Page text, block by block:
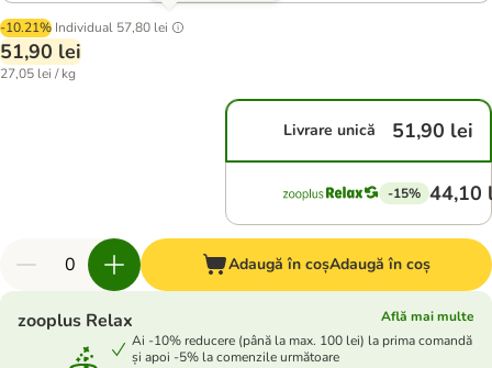
-10.21% Individual 57,80 lei
51,90 lei
27,05 lei / kg
Livrare unică 51,90 lei
-15% 44,10
Adaugă în coșAdaugă în coș
zooplus Relax
Află mai multe
Ai -10% reducere (până la max. 100 lei) la prima comandă
și apoi -5% la comenzile următoare